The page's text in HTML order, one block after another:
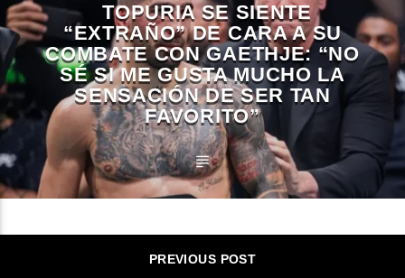
TOPURIA SE SIENTE
“EXTRAÑO” DE CARA A SU
COMBATE CON GAETHJE: “NO
SÉ SI ME GUSTA MUCHO LA
SENSACIÓN DE SER TAN
FAVORITO”
PREVIOUS POST